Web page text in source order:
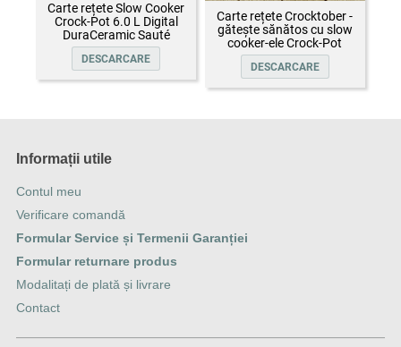
Carte rețete Slow Cooker
Crock-Pot 6.0 L Digital
DuraCeramic Sauté
DESCARCARE
Carte rețete Crocktober -
gătește sănătos cu slow
cooker-ele Crock-Pot
DESCARCARE
Informații utile
Contul meu
Verificare comandă
Formular Service și Termenii Garanției
Formular returnare produs
Modalitați de plată și livrare
Contact